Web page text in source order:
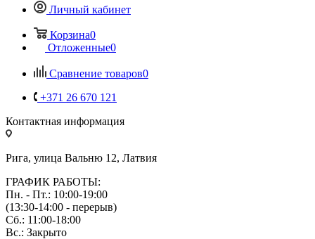
Личный кабинет
Корзина0
Отложенные0
Сравнение товаров0
+371 26 670 121
Контактная информация
Рига, улица Вальню 12, Латвия
ГРАФИК РАБОТЫ:
Пн. - Пт.: 10:00-19:00
(13:30-14:00 - перерыв)
Сб.: 11:00-18:00
Вс.: Закрыто